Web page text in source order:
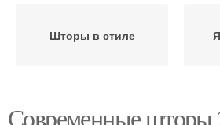
Шторы в стиле
Шторы в интерьере
Современные шторы